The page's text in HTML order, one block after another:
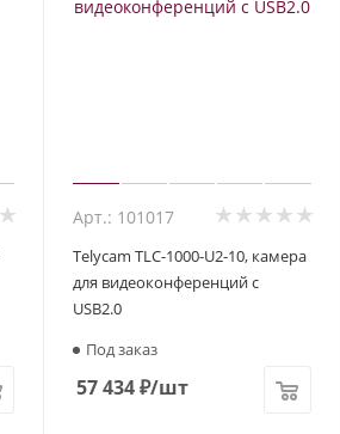
Арт.: 101017
Telycam TLC-1000-U2-10, камера
для видеоконференций с
USB2.0
Под заказ
57 434₽/шт